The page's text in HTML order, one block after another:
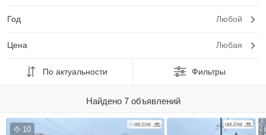
Год Любой
Цена Любая
По актуальности Фильтры
Найдено 7 объявлений
10